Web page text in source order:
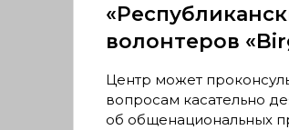
волонтеров
Центр может
вопросам касательно
об общенациональных